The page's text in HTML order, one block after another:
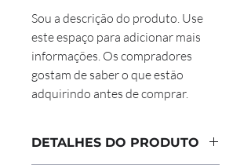
Sou a descrição do produto. Use
este espaço para adicionar mais
informações. Os compradores
gostam de saber o que estão
adquirindo antes de comprar.
DETALHES DO PRODUTO